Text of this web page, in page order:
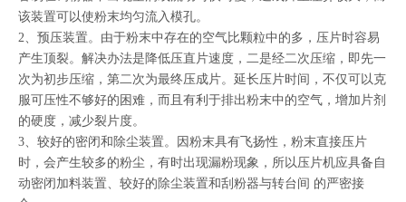
该装置可以使粉末均匀流入模孔。
2、预压装置。由于粉末中存在的空气比颗粒中的多，压片时容易
产生顶裂。解决办法是降低压直片速度，二是经二次压缩，即先一
次为初步压缩，第二次为最终压成片。延长压片时间，不仅可以克
服可压性不够好的困难，而且有利于排出粉末中的空气，增加片剂
的硬度，减少裂片度。
3、较好的密闭和除尘装置。因粉末具有飞扬性，粉末直接压片
时，会产生较多的粉尘，有时出现漏粉现象，所以压片机应具备自
动密闭加料装置、较好的除尘装置和刮粉器与转台间 的严密接